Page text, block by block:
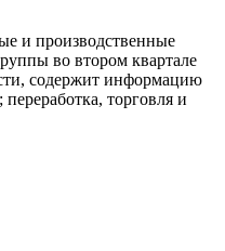
и производственные
во втором квартале
содержит информацию
торговля и